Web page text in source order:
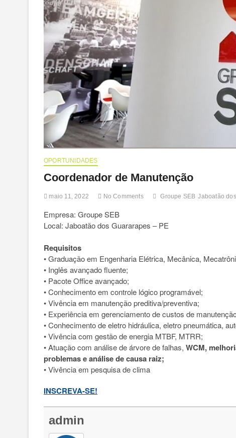
OPORTUNIDADES
Coordenador de Manutenção
maio 11, 2022 No Comments Groupe SEB Jaboatão
Empresa: Groupe SEB
Local: Jaboatão dos Guararapes – PE
Requisitos
• Graduação em Engenharia Elétrica, Mecânica,
• Inglês avançado fluente;
• Pacote Office avançado;
• Conhecimento em controle lógico programável;
• Vivência em manutenção preditiva/preventiva;
• Experiência em gerenciamento de custos de
• Conhecimento de eletro hidráulica, eletro pneumática,
• Vivência com gestão de energia MTBF, MTRR;
• Atuação com análise de árvore de falhas, WCM,
problemas e análise de causa raiz;
• Vivência em pesquisa de clima
INSCREVA-SE!
admin